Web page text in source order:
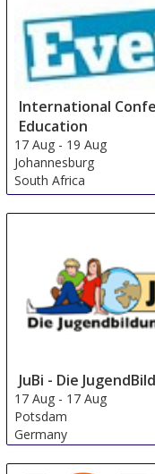
International
Education
17 Aug - 19 Aug
Johannesburg
South Africa
JuBi - Die
17 Aug - 17 Aug
Potsdam
Germany